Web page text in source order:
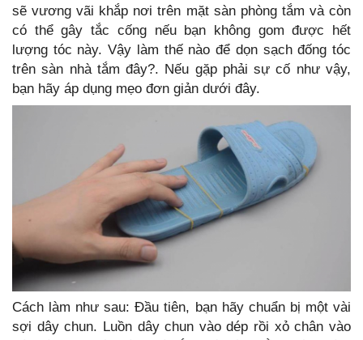
sẽ vương vãi khắp nơi trên mặt sàn phòng tắm và còn
có thể gây tắc cống nếu bạn không gom được hết
lượng tóc này. Vậy làm thế nào để dọn sạch đống tóc
trên sàn nhà tắm đây?. Nếu gặp phải sự cố như vậy,
bạn hãy áp dụng mẹo đơn giản dưới đây.
Cách làm như sau: Đầu tiên, bạn hãy chuẩn bị một vài
sợi dây chun. Luồn dây chun vào dép rồi xỏ chân vào